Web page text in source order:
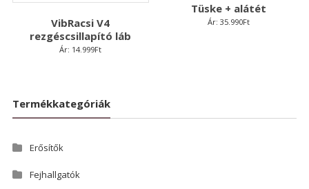
VibRacsi V4
rezgéscsillapító láb
Ár: 14.999Ft
Tüske + alátét
Ár: 35.990Ft
Termékkategóriák
Erősítők
Fejhallgatók